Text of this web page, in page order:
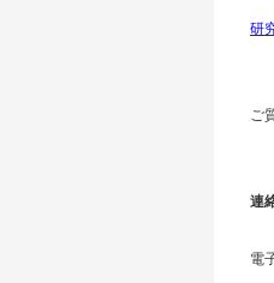
研
ご
連
電